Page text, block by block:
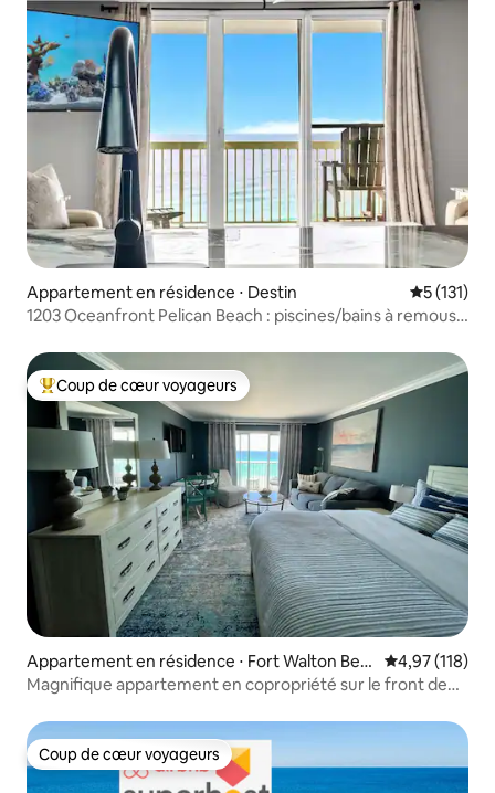
Appartement en résidence ⋅ Destin Évaluation
5 (131)
1203 Oceanfront Pelican Beach : piscines/bains à remous
Coups de cœur voyageurs les plus appréciés
Coup de cœur voyageurs
Appartement en résidence ⋅ Fort Walton Bea
ch
Évaluation
4,97 (118)
Magnifique appartement en copropriété sur le front de
Coup de cœur voyageurs
Coup de cœur voyageurs